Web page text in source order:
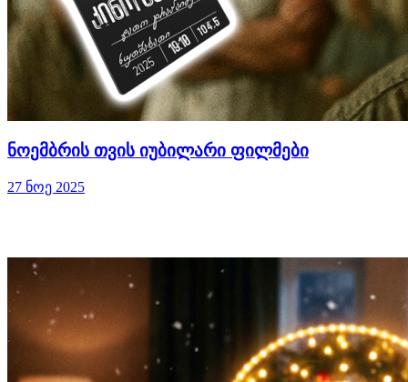
ნოემბრის თვის იუბილარი ფილმები
27 ნოე 2025